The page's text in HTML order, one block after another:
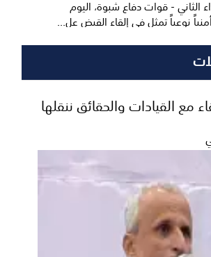
الثاني - قوات دفاع شبوة، اليوم
نوعياً تمثل في إلقاء القبض عل...
مع القيادات والحقائق ننقلها